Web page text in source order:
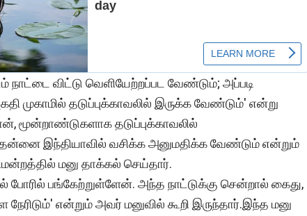
நாட்டை விட்டு வெளியேற்றப்பட வேண்டும்; அப்படி
முகாமில் தடுப்புக்காவலில் இருக்க வேண்டும்' என்று
மூன்றாண்டுகளாக தடுப்புக்காவலில்
இந்தியாவில் வசிக்க அனுமதிக்க வேண்டும் என்றும்
மனு தாக்கல் செய்தார்.
போரில் பங்கேற்றுள்ளேன். அந்த நாட்டுக்கு சென்றால் கைது,
என்றும் அவர் மனுவில் கூறி இருந்தார்.இந்த மனு